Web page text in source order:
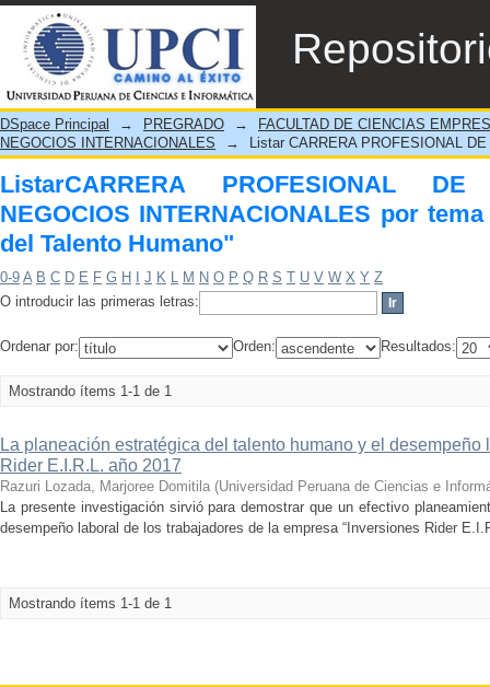
ListarCARRERA PROFESIONAL DE
tema "Planeación Estratégica del Talento
DSpace Principal → PREGRADO →
FACULTAD DE CIENCIAS
NEGOCIOS INTERNACIONALES
→ Listar CARRERA PROFESIONAL
ListarCARRERA PROFESIONAL DE
NEGOCIOS INTERNACIONALES por
del Talento Humano"
0-9 A B C D E F G H J K L M N O P Q R S T U V W X Y Z
O introducir las primeras letras:
Ordenar por: Orden: Resultados:
Mostrando ítems 1-1 de 1
La planeación estratégica del talento humano y el
Rider E.I.R.L. año 2017
Razuri Lozada, Marjoree Domitila (Universidad Peruana de Ciencias e
La presente investigación sirvió para demostrar que un efectivo
desempeño laboral de los trabajadores de la empresa “Inversiones Rider
Mostrando ítems 1-1 de 1